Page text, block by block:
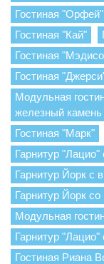
Гостиная
Гостиная "Кай"
Гостиная
Гостиная
Модульная
железный камень
Гостиная "Марк"
Гарнитур "Лацио"
Гарнитур Йорк с
Гарнитур Йорк
Модульная
Гарнитур
Гостиная Риана